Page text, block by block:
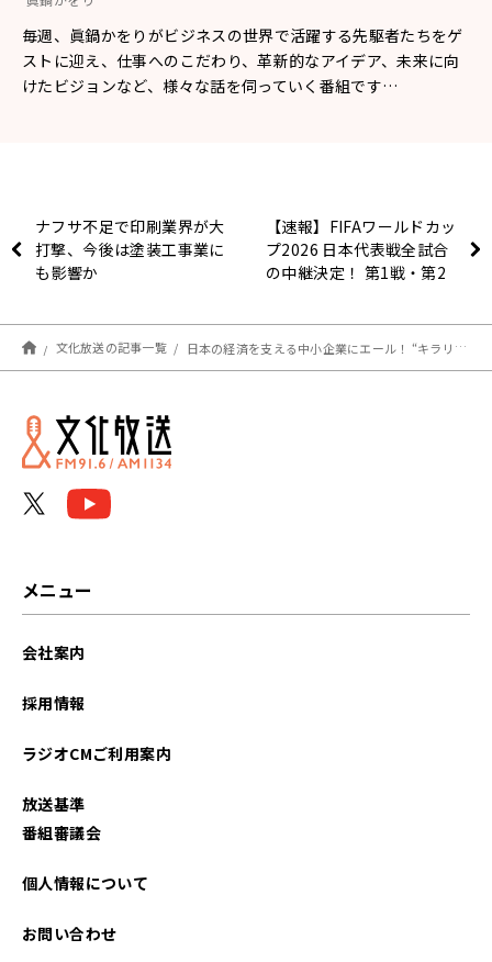
毎週、眞鍋かをりがビジネスの世界で活躍する先駆者たちをゲ
ストに迎え、仕事へのこだわり、革新的なアイデア、未来に向
けたビジョンなど、様々な話を伺っていく番組です…
ナフサ不足で印刷業界が大
打撃、今後は塗装工事業に
も影響か
【速報】FIFAワールドカッ
プ2026 日本代表戦全試合
の中継決定！ 第1戦・第2
ールデンラジオ』で代表発
文化放送の記事一覧 日本の経済を支える中小企業にエール！ “キラリと光る取り組み”を一般投票にて募集 「中小企業Business & Innovation AWARD2026」今秋開催
メニュー
会社案内
採用情報
ラジオCMご利用案内
放送基準
番組審議会
個人情報について
お問い合わせ